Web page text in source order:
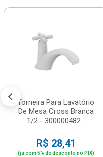
Torneira Para Lavatório
De Mesa Cross Branca
1/2 - 300000482...
R$ 28,41
(já com 5% de desconto no PIX)